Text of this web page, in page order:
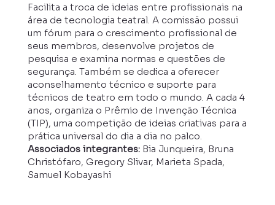
Facilita a troca de ideias entre profissionais na
área de tecnologia teatral. A comissão possui
um fórum para o crescimento profissional de
seus membros, desenvolve projetos de
pesquisa e examina normas e questões de
segurança. Também se dedica a oferecer
aconselhamento técnico e suporte para
técnicos de teatro em todo o mundo. A cada 4
anos, organiza o Prêmio de Invenção Técnica
(TIP), uma competição de ideias criativas para a
prática universal do dia a dia no palco.
Associados integrantes:Bia Junqueira, Bruna
Christófaro, Gregory Slivar, Marieta Spada,
Samuel Kobayashi